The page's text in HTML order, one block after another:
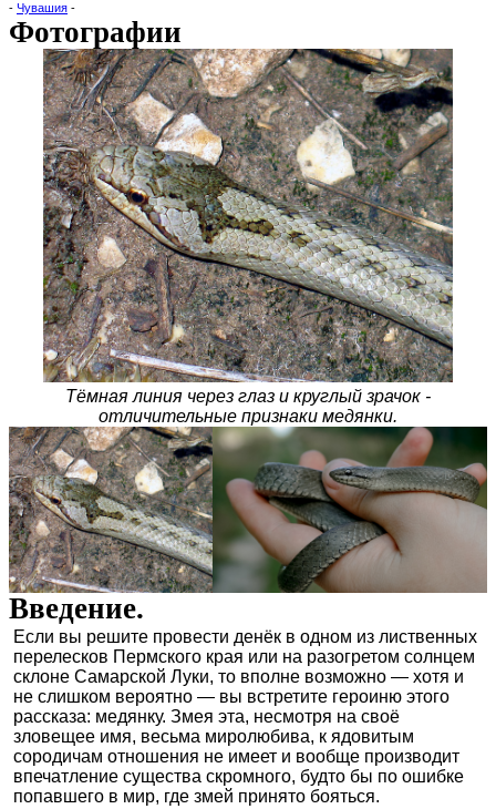
- Чувашия -
Фотографии
Тёмная линия через глаз и круглый зрачок -
отличительные признаки медянки.
Введение.
Если вы решите провести денёк в одном из лиственных
перелесков Пермского края или на разогретом солнцем
склоне Самарской Луки, то вполне возможно — хотя и
не слишком вероятно — вы встретите героиню этого
рассказа: медянку. Змея эта, несмотря на своё
зловещее имя, весьма миролюбива, к ядовитым
сородичам отношения не имеет и вообще производит
впечатление существа скромного, будто бы по ошибке
попавшего в мир, где змей принято бояться.